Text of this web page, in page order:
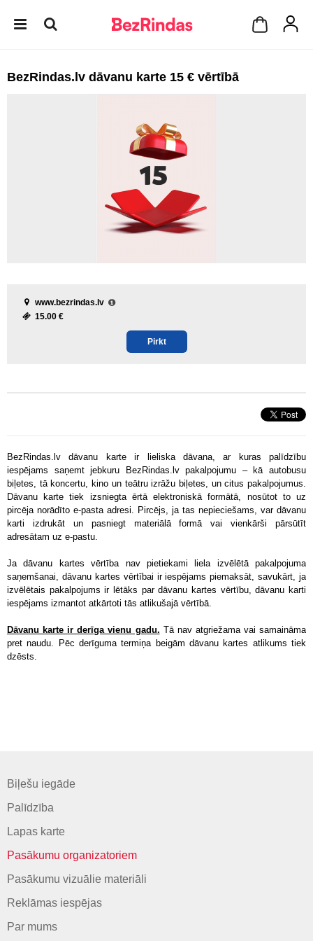
BezRindas.lv dāvanu karte 15 € vērtībā
www.bezrindas.lv
15.00 €
Pirkt
BezRindas.lv dāvanu karte ir lieliska dāvana, ar kuras palīdzību
iespējams saņemt jebkuru BezRindas.lv pakalpojumu – kā autobusu
biļetes, tā koncertu, kino un teātru izrāžu biļetes, un citus pakalpojumus.
Dāvanu karte tiek izsniegta ērtā elektroniskā formātā, nosūtot to uz
pircēja norādīto e-pasta adresi. Pircējs, ja tas nepieciešams, var dāvanu
karti izdrukāt un pasniegt materiālā formā vai vienkārši pārsūtīt
adresātam uz e-pastu.
Ja dāvanu kartes vērtība nav pietiekami liela izvēlētā pakalpojuma
saņemšanai, dāvanu kartes vērtībai ir iespējams piemaksāt, savukārt, ja
izvēlētais pakalpojums ir lētāks par dāvanu kartes vērtību, dāvanu karti
iespējams izmantot atkārtoti tās atlikušajā vērtībā.
Dāvanu karte ir derīga vienu gadu. Tā nav atgriežama vai samaināma
pret naudu. Pēc derīguma termiņa beigām dāvanu kartes atlikums tiek
dzēsts.
Biļešu iegāde
Palīdzība
Lapas karte
Pasākumu organizatoriem
Pasākumu vizuālie materiāli
Reklāmas iespējas
Par mums